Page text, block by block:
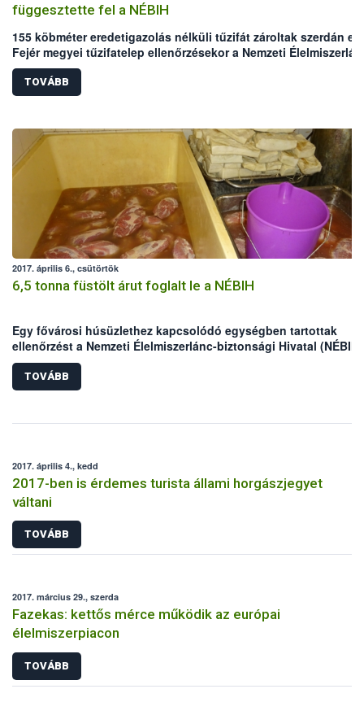
függesztette fel a NÉBIH
155 köbméter eredetigazolás nélküli tűzifát zároltak szerdán
Fejér megyei tűzifatelep ellenőrzésekor a Nemzeti
biztonsági Hivatal (NÉBIH) ellenőrei. A vizsgálat során a
kereskedelmi és reklám tevékenységének tiltására is sor került
jogszerű működéshez szükséges feltételek megteremtéséig.
TOVÁBB
2017. április 6., csütörtök
6,5 tonna füstölt árut foglalt le a NÉBIH
Egy fővárosi húsüzlethez kapcsolódó egységben tartottak
ellenőrzést a Nemzeti Élelmiszerlánc-biztonsági Hivatal (NÉBIH)
szakemberei. A helyszínen mintegy 6,5 tonna nem nyomon
követhető terméket foglaltak le az ellenőrök, valamint – többek
között higiéniai problémák miatt – felfüggesztették az egység
TOVÁBB
2017. április 4., kedd
2017-ben is érdemes turista állami horgászjegyet
váltani
TOVÁBB
2017. március 29., szerda
Fazekas: kettős mérce működik az európai
élelmiszerpiacon
TOVÁBB